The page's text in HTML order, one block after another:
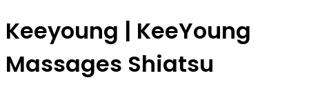
Keeyoung | KeeYoung
Massages Shiatsu